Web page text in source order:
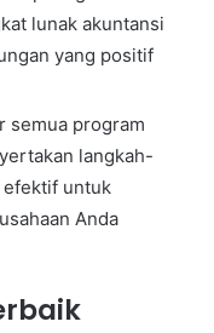
lunak akuntansi
yang positif
semua program
langkah-
efektif untuk
Anda